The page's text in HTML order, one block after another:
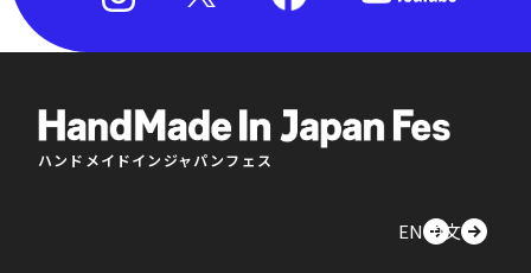
ハンドメイドインジャパンフェス
EN中文